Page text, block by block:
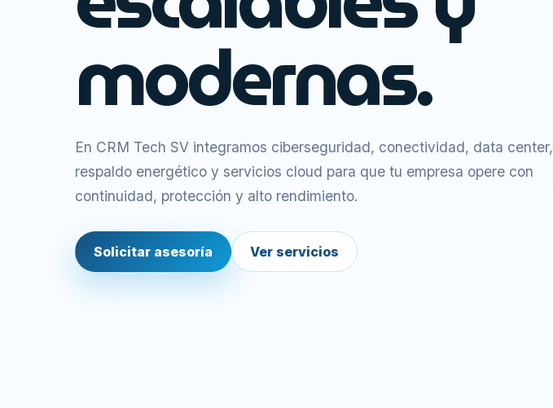
modernas.
En CRM Tech SV integramos ciberseguridad, conectividad, data center,
respaldo energético y servicios cloud para que tu empresa opere con
continuidad, protección y alto rendimiento.
Solicitar asesoría Ver servicios